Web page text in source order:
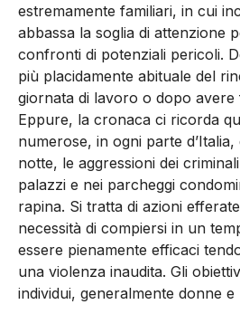
estremamente familiari, in cui
abbassa la soglia di attenzione
confronti di potenziali pericoli.
più placidamente abituale del
giornata di lavoro o dopo avere
Eppure, la cronaca ci ricorda
numerose, in ogni parte
notte, le aggressioni dei
palazzi e nei parcheggi
rapina. Si tratta di azioni
necessità di compiersi in un
essere pienamente efficaci
una violenza inaudita. Gli
individui, generalmente donne